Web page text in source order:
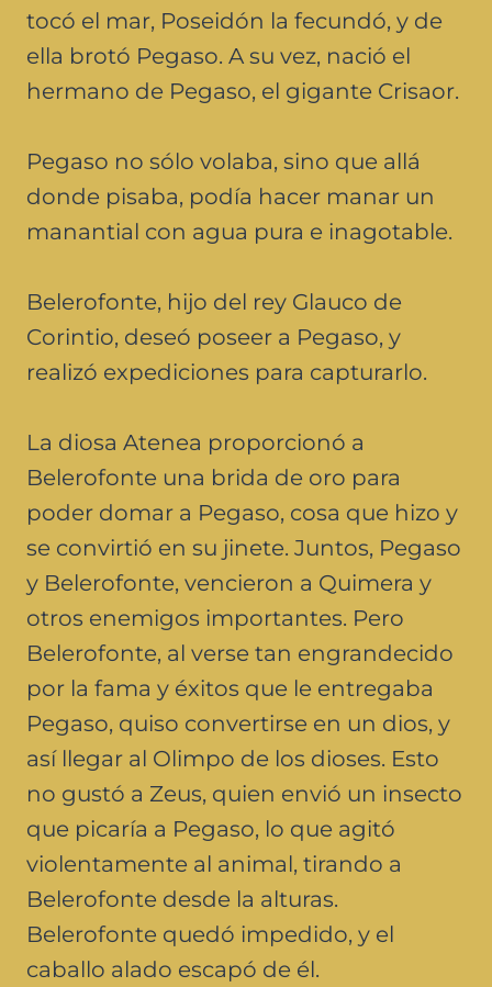
tocó el mar, Poseidón la fecundó, y de
ella brotó Pegaso. A su vez, nació el
hermano de Pegaso, el gigante Crisaor.
Pegaso no sólo volaba, sino que allá
donde pisaba, podía hacer manar un
manantial con agua pura e inagotable.
Belerofonte, hijo del rey Glauco de
Corintio, deseó poseer a Pegaso, y
realizó expediciones para capturarlo.
La diosa Atenea proporcionó a
Belerofonte una brida de oro para
poder domar a Pegaso, cosa que hizo y
se convirtió en su jinete. Juntos, Pegaso
y Belerofonte, vencieron a Quimera y
otros enemigos importantes. Pero
Belerofonte, al verse tan engrandecido
por la fama y éxitos que le entregaba
Pegaso, quiso convertirse en un dios, y
así llegar al Olimpo de los dioses. Esto
no gustó a Zeus, quien envió un insecto
que picaría a Pegaso, lo que agitó
violentamente al animal, tirando a
Belerofonte desde la alturas.
Belerofonte quedó impedido, y el
caballo alado escapó de él.